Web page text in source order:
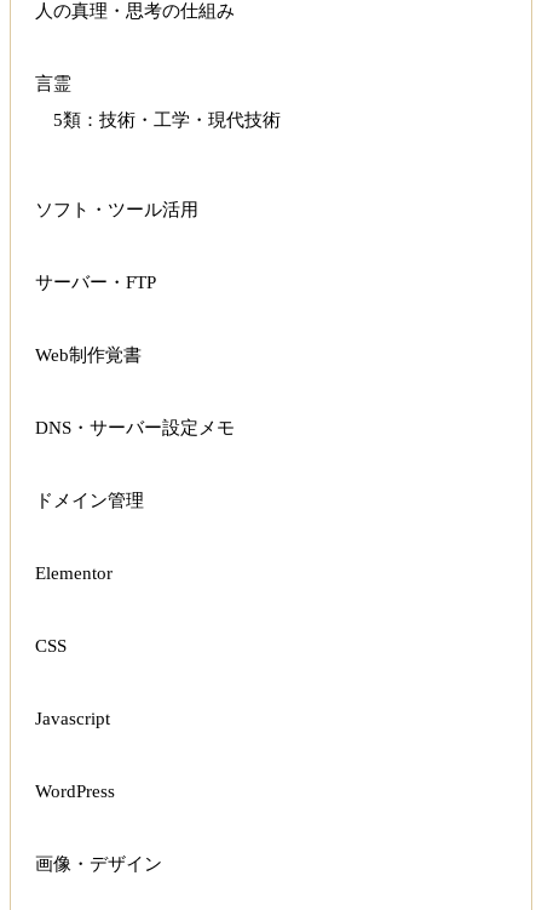
人の真理・思考の仕組み
言霊
5類：技術・工学・現代技術
ソフト・ツール活用
サーバー・FTP
Web制作覚書
DNS・サーバー設定メモ
ドメイン管理
Elementor
CSS
Javascript
WordPress
画像・デザイン